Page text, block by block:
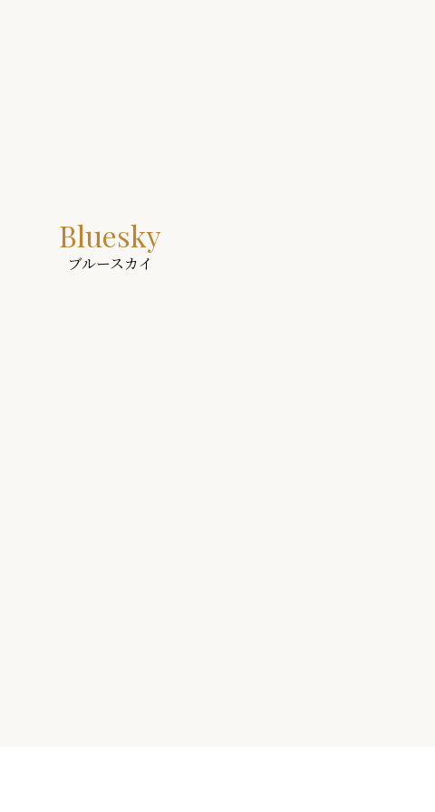
Bluesky
ブルースカイ